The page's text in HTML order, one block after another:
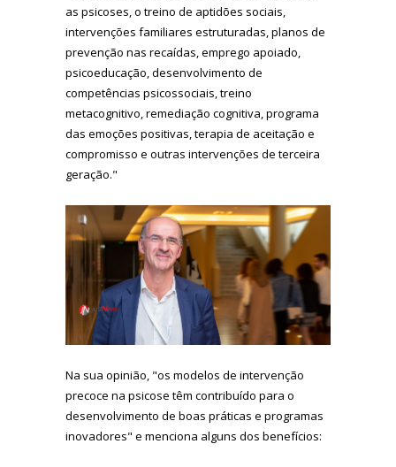
as psicoses, o treino de aptidões sociais,
intervenções familiares estruturadas, planos de
prevenção nas recaídas, emprego apoiado,
psicoeducação, desenvolvimento de
competências psicossociais, treino
metacognitivo, remediação cognitiva, programa
das emoções positivas, terapia de aceitação e
compromisso e outras intervenções de terceira
geração."
Na sua opinião, "os modelos de intervenção
precoce na psicose têm contribuído para o
desenvolvimento de boas práticas e programas
inovadores" e menciona alguns dos benefícios: